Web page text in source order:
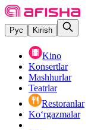
Рус Kirish
Kino
Konsertlar
Mashhurlar
Teatrlar
Restoranlar
Ko‘rgazmalar